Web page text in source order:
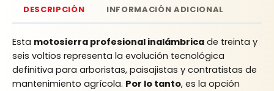
DESCRIPCIÓN INFORMACIÓN ADICIONAL
Esta motosierra profesional inalámbrica de treinta y
seis voltios representa la evolución tecnológica
definitiva para arboristas, paisajistas y contratistas de
mantenimiento agrícola. Por lo tanto, es la opción